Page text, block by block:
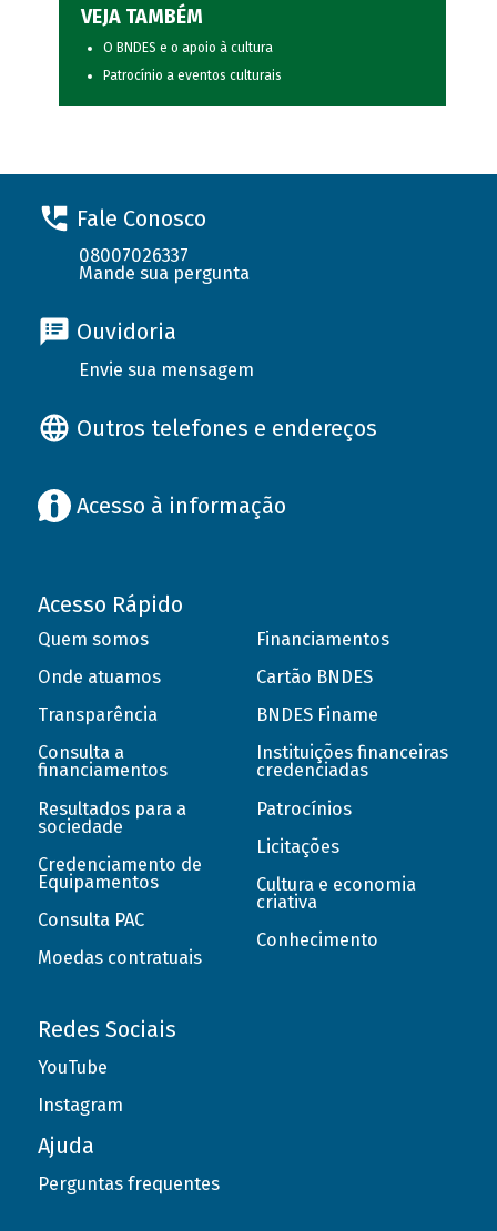
VEJA TAMBÉM
O BNDES e o apoio à cultura
Patrocínio a eventos culturais
Fale Conosco
08007026337
Mande sua pergunta
Ouvidoria
Envie sua mensagem
Outros telefones e endereços
Acesso à informação
Acesso Rápido
Quem somos
Onde atuamos
Transparência
Consulta a
financiamentos
Resultados para a
sociedade
Credenciamento de
Equipamentos
Consulta PAC
Moedas contratuais
Financiamentos
Cartão BNDES
BNDES Finame
Instituições financeiras
credenciadas
Patrocínios
Licitações
Cultura e economia
criativa
Conhecimento
Redes Sociais
YouTube
Instagram
Ajuda
Perguntas frequentes